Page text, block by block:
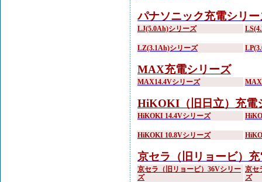
パナソニック充電シリー
LJ(5.0Ah)シリーズ
LZ(3.1Ah)シリーズ
MAX充電シリーズ
MAX14.4Vシリーズ
HiKOKI（旧日立）充電
HiKOKI 14.4Vシリーズ
HiKOKI 10.8Vシリーズ
京セラ（旧リョービ）
京セラ（旧リョービ）36Vシリー
ズ
京セ
ズ